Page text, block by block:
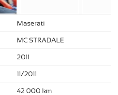
Maserati
MC STRADALE
2011
11/2011
42 000 km